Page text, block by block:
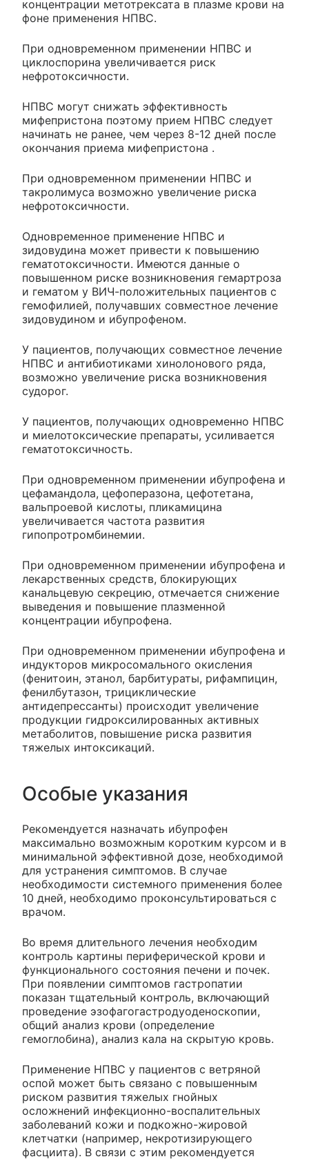
концентрации метотрексата в плазме крови на
фоне применения НПВС.
При одновременном применении НПВС и
циклоспорина увеличивается риск
нефротоксичности.
НПВС могут снижать эффективность
мифепристона поэтому прием НПВС следует
начинать не ранее, чем через 8-12 дней после
окончания приема мифепристона .
При одновременном применении НПВС и
такролимуса возможно увеличение риска
нефротоксичности.
Одновременное применение НПВС и
зидовудина может привести к повышению
гематотоксичности. Имеются данные о
повышенном риске возникновения гемартроза
и гематом у ВИЧ-положительных пациентов с
гемофилией, получавших совместное лечение
зидовудином и ибупрофеном.
У пациентов, получающих совместное лечение
НПВС и антибиотиками хинолонового ряда,
возможно увеличение риска возникновения
судорог.
У пациентов, получающих одновременно НПВС
и миелотоксические препараты, усиливается
гематотоксичность.
При одновременном применении ибупрофена и
цефамандола, цефоперазона, цефотетана,
вальпроевой кислоты, пликамицина
увеличивается частота развития
гипопротромбинемии.
При одновременном применении ибупрофена и
лекарственных средств, блокирующих
канальцевую секрецию, отмечается снижение
выведения и повышение плазменной
концентрации ибупрофена.
При одновременном применении ибупрофена и
индукторов микросомального окисления
(фенитоин, этанол, барбитураты, рифампицин,
фенилбутазон, трициклические
антидепрессанты) происходит увеличение
продукции гидроксилированных активных
метаболитов, повышение риска развития
тяжелых интоксикаций.
Особые указания
Рекомендуется назначать ибупрофен
максимально возможным коротким курсом и в
минимальной эффективной дозе, необходимой
для устранения симптомов. В случае
необходимости системного применения более
10 дней, необходимо проконсультироваться с
врачом.
Во время длительного лечения необходим
контроль картины периферической крови и
функционального состояния печени и почек.
При появлении симптомов гастропатии
показан тщательный контроль, включающий
проведение эзофагогастродуоденоскопии,
общий анализ крови (определение
гемоглобина), анализ кала на скрытую кровь.
Применение НПВС у пациентов с ветряной
оспой может быть связано с повышенным
риском развития тяжелых гнойных
осложнений инфекционно-воспалительных
заболеваний кожи и подкожно-жировой
клетчатки (например, некротизирующего
фасциита). В связи с этим рекомендуется